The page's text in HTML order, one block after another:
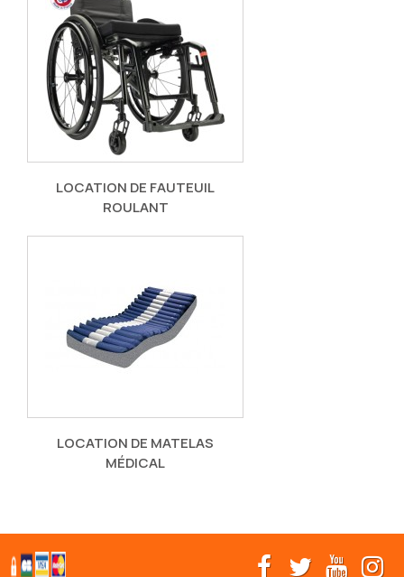
LOCATION DE FAUTEUIL
ROULANT
LOCATION DE MATELAS
MÉDICAL